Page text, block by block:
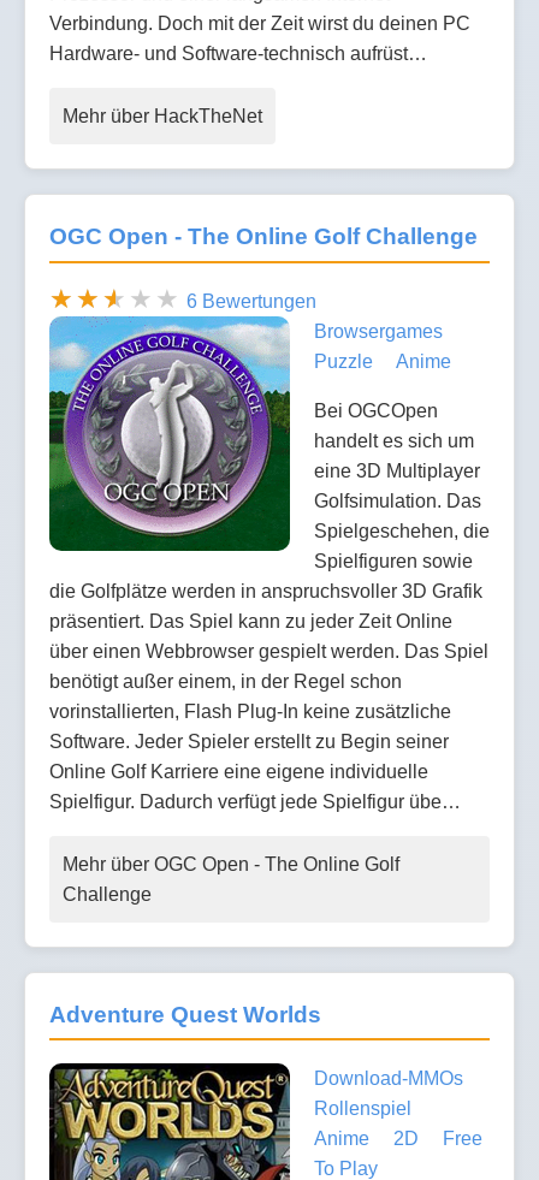
Verbindung. Doch mit der Zeit wirst du deinen PC
Hardware- und Software-technisch aufrüst…
Mehr über HackTheNet
OGC Open - The Online Golf Challenge
6 Bewertungen
Browsergames
Puzzle
Anime
Bei OGCOpen
handelt es sich um
eine 3D Multiplayer
Golfsimulation. Das
Spielgeschehen, die
Spielfiguren sowie
die Golfplätze werden in anspruchsvoller 3D Grafik
präsentiert. Das Spiel kann zu jeder Zeit Online
über einen Webbrowser gespielt werden. Das Spiel
benötigt außer einem, in der Regel schon
vorinstallierten, Flash Plug-In keine zusätzliche
Software. Jeder Spieler erstellt zu Begin seiner
Online Golf Karriere eine eigene individuelle
Spielfigur. Dadurch verfügt jede Spielfigur übe…
Mehr über OGC Open - The Online Golf
Challenge
Adventure Quest Worlds
Download-MMOs
Rollenspiel
Anime
2D
Free
To Play